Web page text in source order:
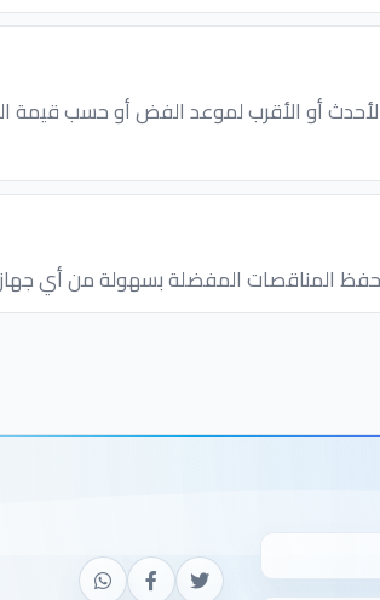
الأحدث أو الأقرب لموعد الفض أو حسب قيمة